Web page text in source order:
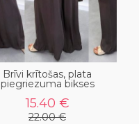
Brīvi krītošas, plata
piegriezuma bikses
15.40 €
22.00 €